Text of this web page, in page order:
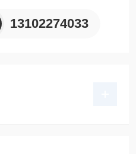
13102274033